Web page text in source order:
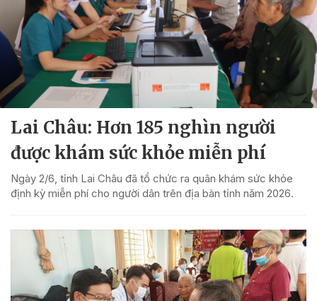
Lai Châu: Hơn 185 nghìn người
được khám sức khỏe miễn phí
Ngày 2/6, tỉnh Lai Châu đã tổ chức ra quân khám sức khỏe
định kỳ miễn phí cho người dân trên địa bàn tỉnh năm 2026.